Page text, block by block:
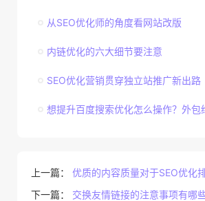
从SEO优化师的角度看网站改版
内链优化的六大细节要注意
SEO优化营销贯穿独立站推广新出路
想提升百度搜索优化怎么操作？外包
上一篇： 优质的内容质量对于SEO优化
下一篇： 交换友情链接的注意事项有哪些